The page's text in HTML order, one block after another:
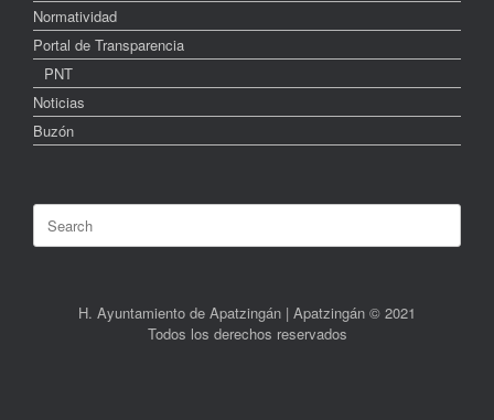
Normatividad
Portal de Transparencia
PNT
Noticias
Buzón
for:
H. Ayuntamiento de Apatzingán | Apatzingán © 2021
Todos los derechos reservados